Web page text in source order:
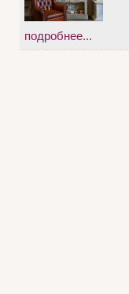
подробнее...